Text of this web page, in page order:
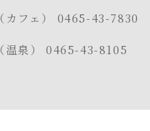
フェ） 0465-43-7830
温泉）0465-43-8105